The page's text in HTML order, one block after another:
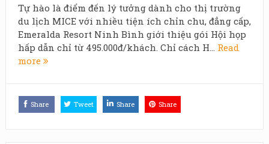
Tự hào là điểm đến lý tưởng dành cho thị trường
du lịch MICE với nhiều tiện ích chỉn chu, đẳng cấp,
Emeralda Resort Ninh Bình giới thiệu gói Hội họp
hấp dẫn chỉ từ 495.000đ/khách. Chỉ cách H... Read
more
Share Tweet Share Share